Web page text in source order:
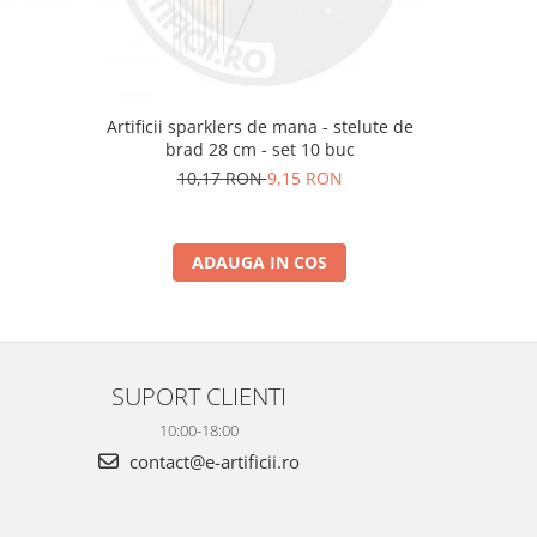
Artificii sparklers de mana - stelute de
brad 28 cm - set 10 buc
10,17 RON9,15 RON
ADAUGA IN COS
SUPORT CLIENTI
10:00-18:00
contact@e-artificii.ro